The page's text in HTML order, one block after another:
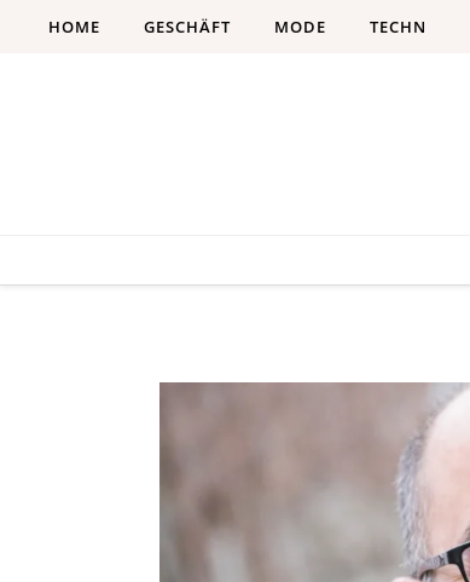
HOME GESCHÄFT MODE TECHN